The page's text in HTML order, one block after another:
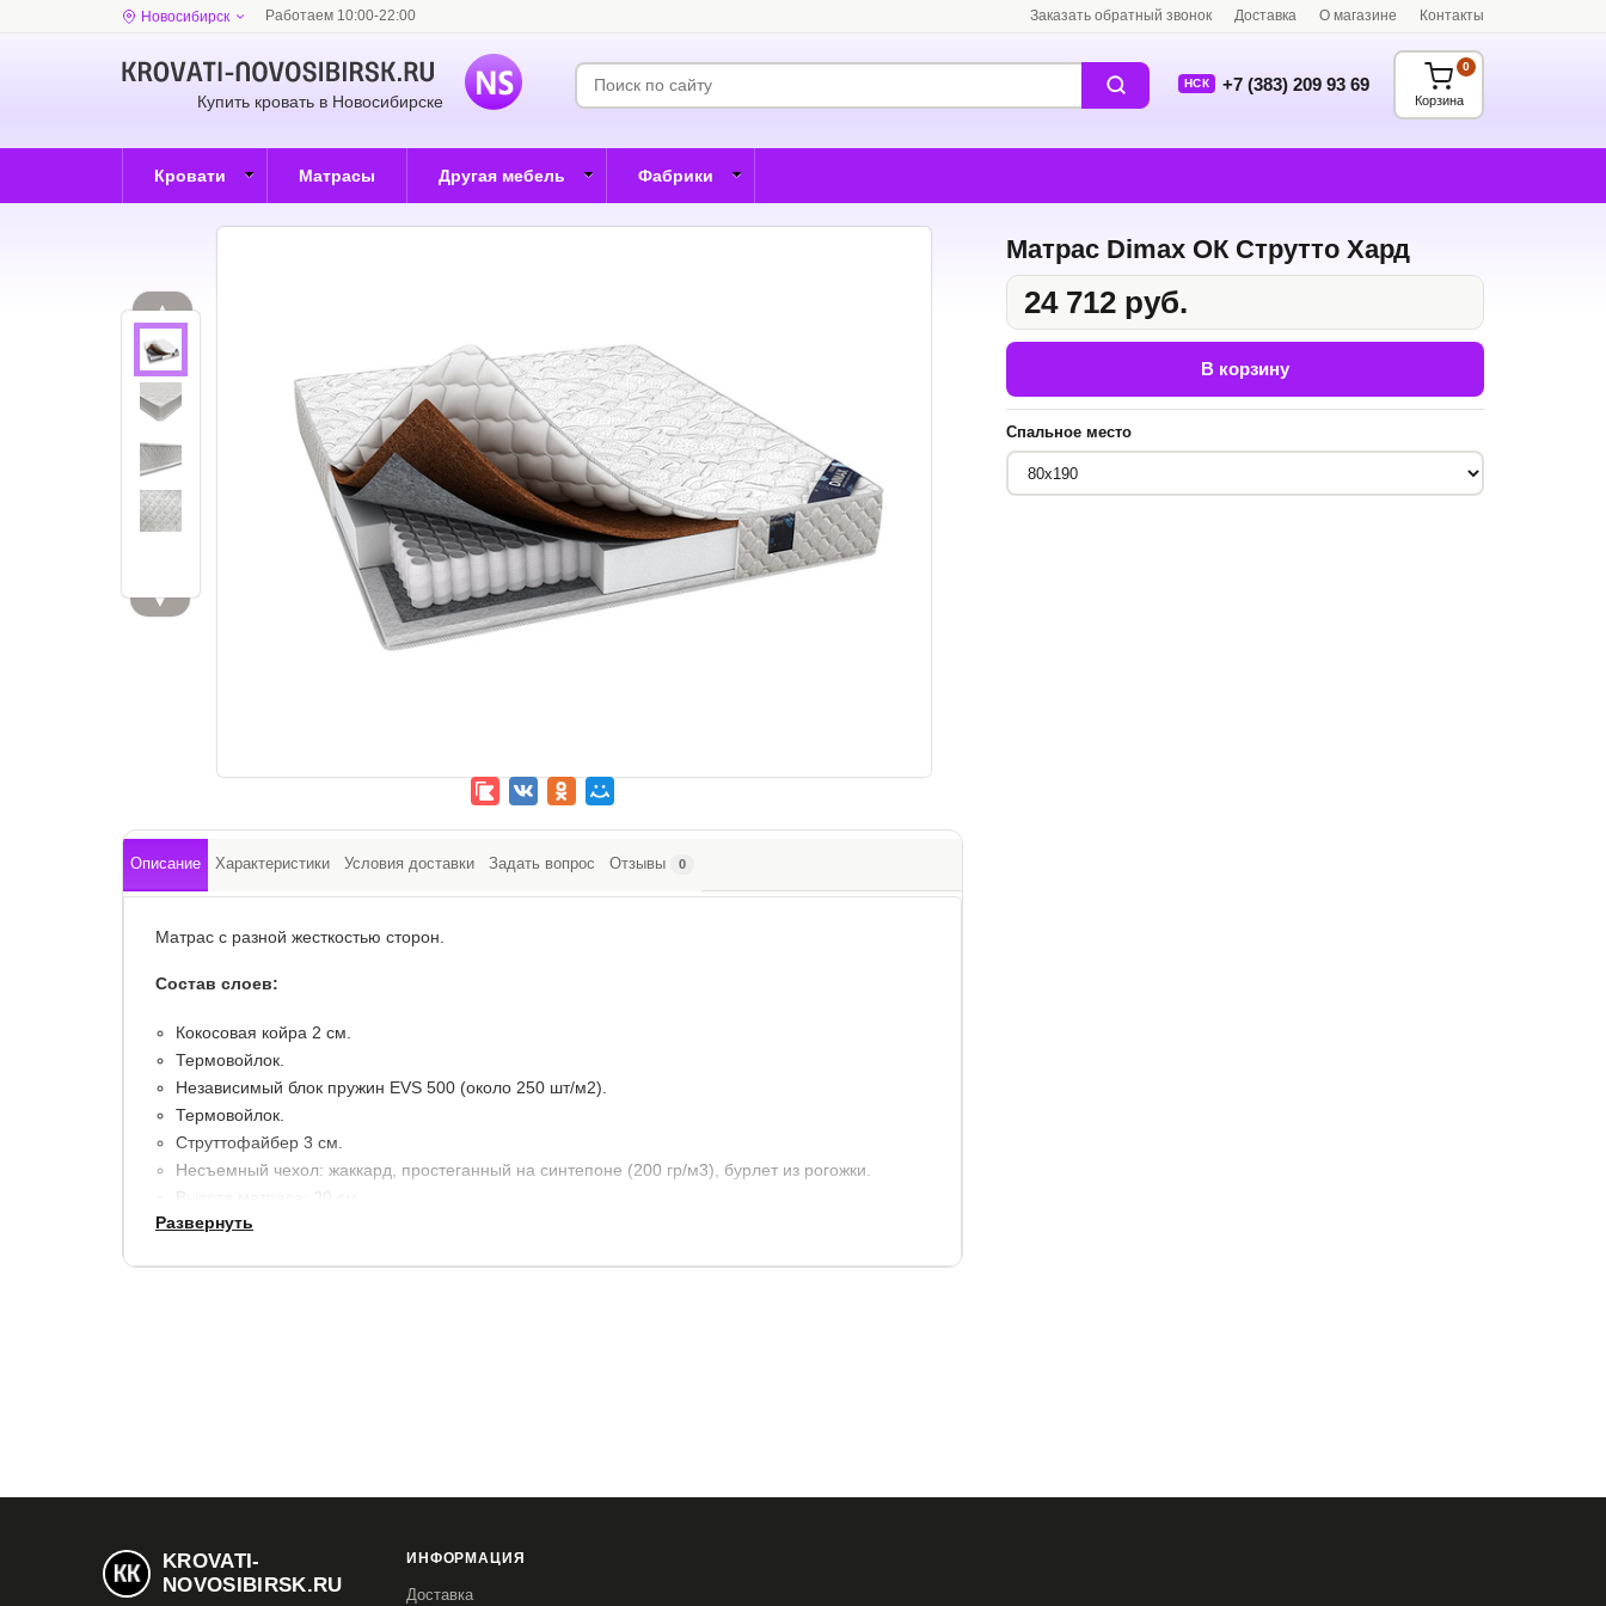
Новосибирск Работаем 10:00-22:00 Заказать обратный звонок Доставка О магазине Контакты
Купить кровать в Новосибирске
НСК +7 (383) 209 93 69
Корзина
0
Кровати Матрасы Другая мебель Фабрики
▲
▼
Матрас Dimax ОК Струтто Хард
24 712 руб.
В корзину
Спальное место
Описание Характеристики Условия доставки Задать вопрос Отзывы 0
Матрас с разной жесткостью сторон.
Состав слоев:
​Кокосовая койра 2 см.
Термовойлок.
Независимый блок пружин EVS 500 (около 250 шт/м2).
Термовойлок.
Струттофайбер 3 см.
Несъемный чехол: жаккард, простеганный на синтепоне (200 гр/м3), бурлет из рогожки.
Высота матраса: 20 см.
Максимальная нагрузка на 1 спальное место 130 кг.
Развернуть
KROVATI-
NOVOSIBIRSK.RU
ИНФОРМАЦИЯ
Доставка